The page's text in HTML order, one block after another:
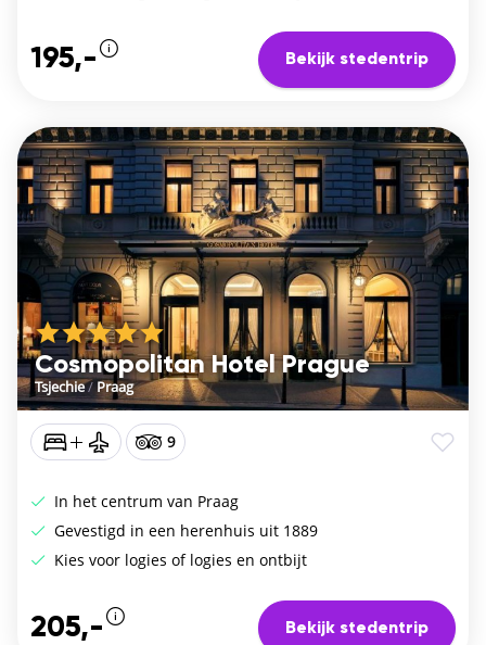
195,- Bekijk stedentrip
Cosmopolitan Hotel Prague
Tsjechie/Praag
9
In het centrum van Praag
Gevestigd in een herenhuis uit 1889
Kies voor logies of logies en ontbijt
205,- Bekijk stedentrip